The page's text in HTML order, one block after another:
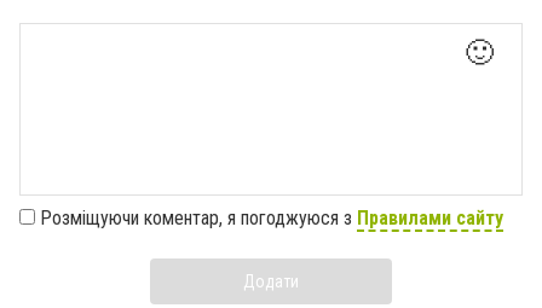
🙂
Розміщуючи коментар, я погоджуюся з Правилами сайту
Додати